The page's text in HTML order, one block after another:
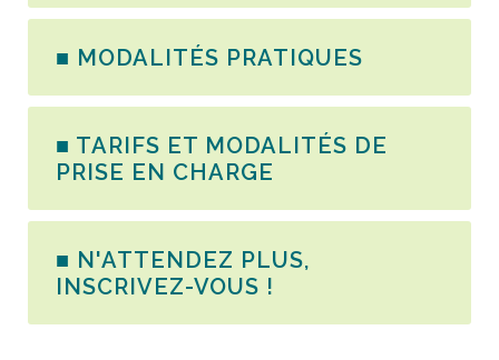
■ MODALITÉS PRATIQUES
■ TARIFS ET MODALITÉS DE
PRISE EN CHARGE
■ N'ATTENDEZ PLUS,
INSCRIVEZ-VOUS !